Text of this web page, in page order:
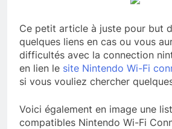
Ce petit article à juste pour but
quelques liens en cas ou vous
difficultés avec la connection
en lien le site Nintendo Wi-Fi
si vous vouliez chercher
Voici également en image une
compatibles Nintendo Wi-Fi